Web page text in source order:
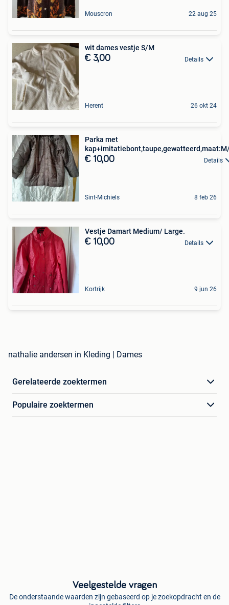
Mouscron 22 aug 25
wit dames vestje S/M
€ 3,00 Details
Herent 26 okt 24
Parka met
€ 10,00 Details
Sint-Michiels 8 feb 26
Vestje Damart Medium/ Large.
€ 10,00 Details
Kortrijk 9 jun 26
nathalie andersen in Kleding | Dames
Gerelateerde zoektermen
Populaire zoektermen
Veelgestelde vragen
De onderstaande waarden zijn gebaseerd op je zoekopdracht en de